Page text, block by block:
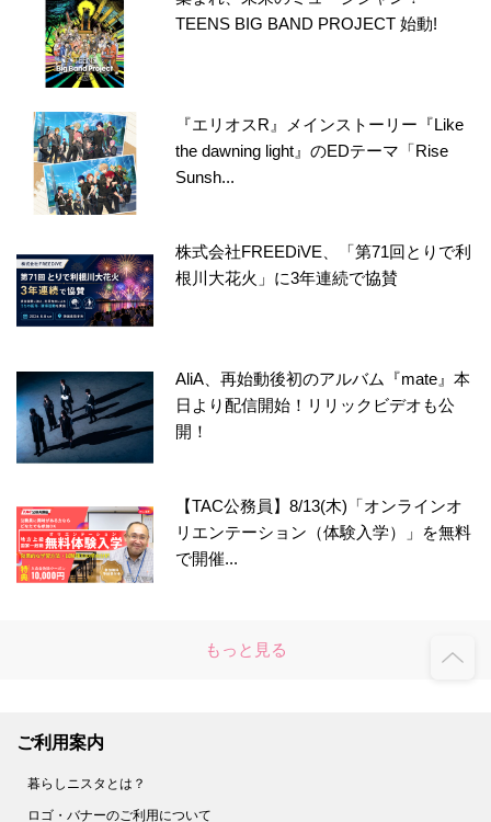
TEENS BIG BAND PROJECT 始動!
『エリオスR』メインストーリー『Like
the dawning light』のEDテーマ「Rise
Sunsh...
株式会社FREEDiVE、「第71回とりで利
根川大花火」に3年連続で協賛
AliA、再始動後初のアルバム『mate』本
日より配信開始！リリックビデオも公
開！
【TAC公務員】8/13(木)「オンラインオ
リエンテーション（体験入学）」を無料
で開催...
もっと見る
ご利用案内
暮らしニスタとは？
ロゴ・バナーのご利用について